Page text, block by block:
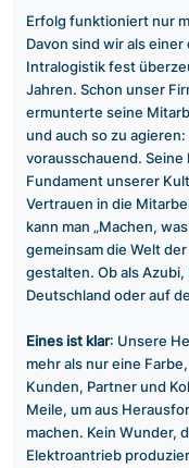
Erfolg funktioniert nur
Davon sind wir als
Intralogistik fest
Jahren. Schon unser
ermunterte seine
und auch so zu
vorausschauend. Seine
Fundament unserer
Vertrauen in die
kann man „Machen,
gemeinsam die Welt
gestalten. Ob als
Deutschland oder auf
Eines ist klar: Unsere
mehr als nur eine
Kunden, Partner und
Meile, um aus
machen. Kein Wunder,
Elektroantrieb